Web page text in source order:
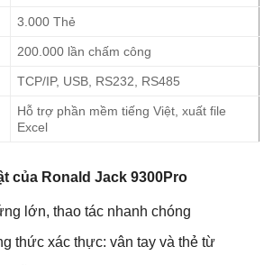
3.000 Thẻ
200.000 lần chấm công
TCP/IP, USB, RS232, RS485
Hỗ trợ phần mềm tiếng Việt, xuất file
Excel
của Ronald Jack 9300Pro
lớn, thao tác nhanh chóng
thức xác thực: vân tay và thẻ từ